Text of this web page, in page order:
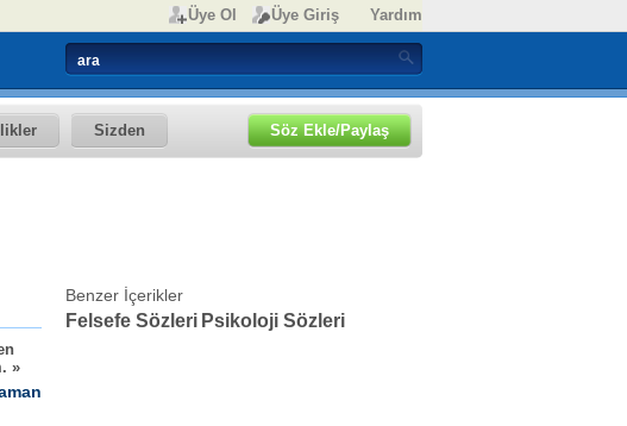
Üye Ol Üye Giriş Yardım
Sizden Söz Ekle/Paylaş
»
Benzer İçerikler
Felsefe Sözleri Psikoloji Sözleri